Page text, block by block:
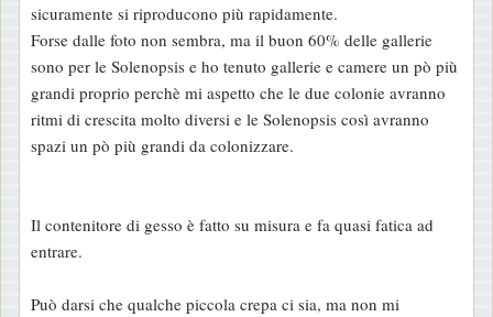
sicuramente si riproducono più rapidamente.
Forse dalle foto non sembra, ma il buon 60% delle gallerie
sono per le Solenopsis e ho tenuto gallerie e camere un pò più
grandi proprio perchè mi aspetto che le due colonie avranno
ritmi di crescita molto diversi e le Solenopsis così avranno
spazi un pò più grandi da colonizzare.
Il contenitore di gesso è fatto su misura e fa quasi fatica ad
entrare.
Può darsi che qualche piccola crepa ci sia, ma non mi